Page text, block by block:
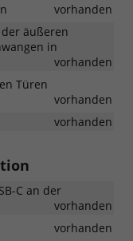
vorhanden
äußeren
in
vorhanden
Türen
vorhanden
vorhanden
C an der
vorhanden
vorhanden